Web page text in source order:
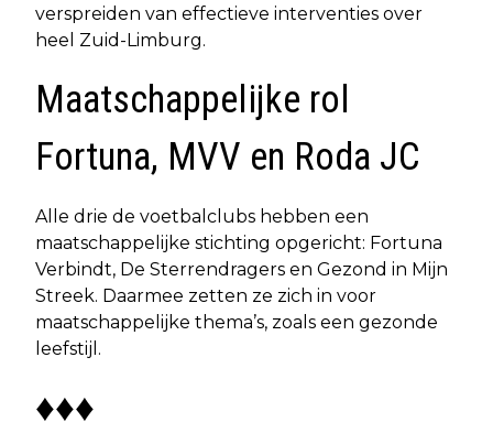
verspreiden van effectieve interventies over
heel Zuid-Limburg.
Maatschappelijke rol
Fortuna, MVV en Roda JC
Alle drie de voetbalclubs hebben een
maatschappelijke stichting opgericht: Fortuna
Verbindt, De Sterrendragers en Gezond in Mijn
Streek. Daarmee zetten ze zich in voor
maatschappelijke thema’s, zoals een gezonde
leefstijl.
♦♦♦